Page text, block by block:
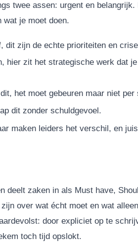
twee assen: urgent en
wat je moet doen.
dit zijn de echte prioriteiten en
hier zit het strategische werk dat
het moet gebeuren maar niet per
dit zonder schuldgevoel.
maken leiders het verschil, en
deelt zaken in als Must have,
over wat écht moet en wat
door expliciet op te
toch tijd opslokt.